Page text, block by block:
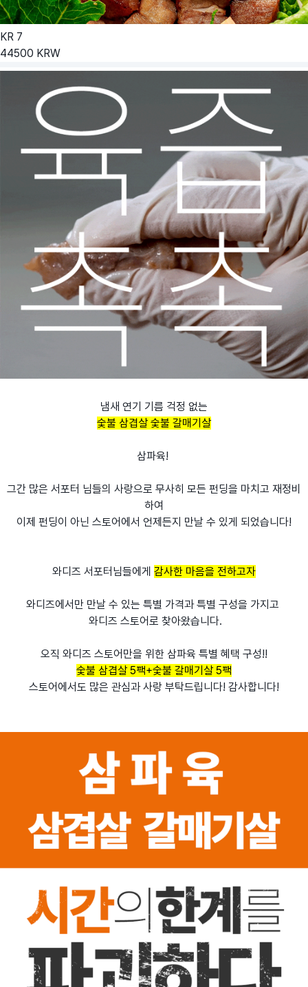
KR 7
44500 KRW
냄새 연기 기름 걱정 없는
숯불 삼겹살 숯불 갈매기살
삼파육!
그간 많은 서포터 님들의 사랑으로 무사히 모든 펀딩을 마치고 재정비
하여
이제 펀딩이 아닌 스토어에서 언제든지 만날 수 있게 되었습니다!
와디즈 서포터님들에게 감사한 마음을 전하고자
와디즈에서만 만날 수 있는 특별 가격과 특별 구성을 가지고
와디즈 스토어로 찾아왔습니다.
오직 와디즈 스토어만을 위한 삼파육 특별 혜택 구성!!
숯불 삼겹살 5팩+숯불 갈매기살 5팩
스토어에서도 많은 관심과 사랑 부탁드립니다! 감사합니다!